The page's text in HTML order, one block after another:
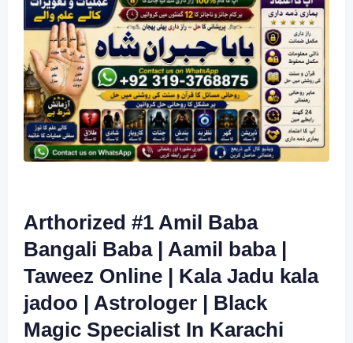
Arthorized #1 Amil Baba
Bangali Baba | Aamil baba |
Taweez Online | Kala Jadu kala
jadoo | Astrologer | Black
Magic Specialist In Karachi